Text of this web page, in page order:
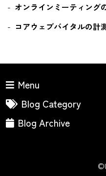
オンラインミーティング
コアウェブバイタルの計
Menu
Blog Category
Blog Archive